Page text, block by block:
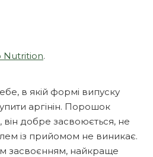
Nutrition.
в якій формі випуску
аргінін. Порошок
добре засвоюється, не
із прийомом не виникає.
засвоєнням, найкраще